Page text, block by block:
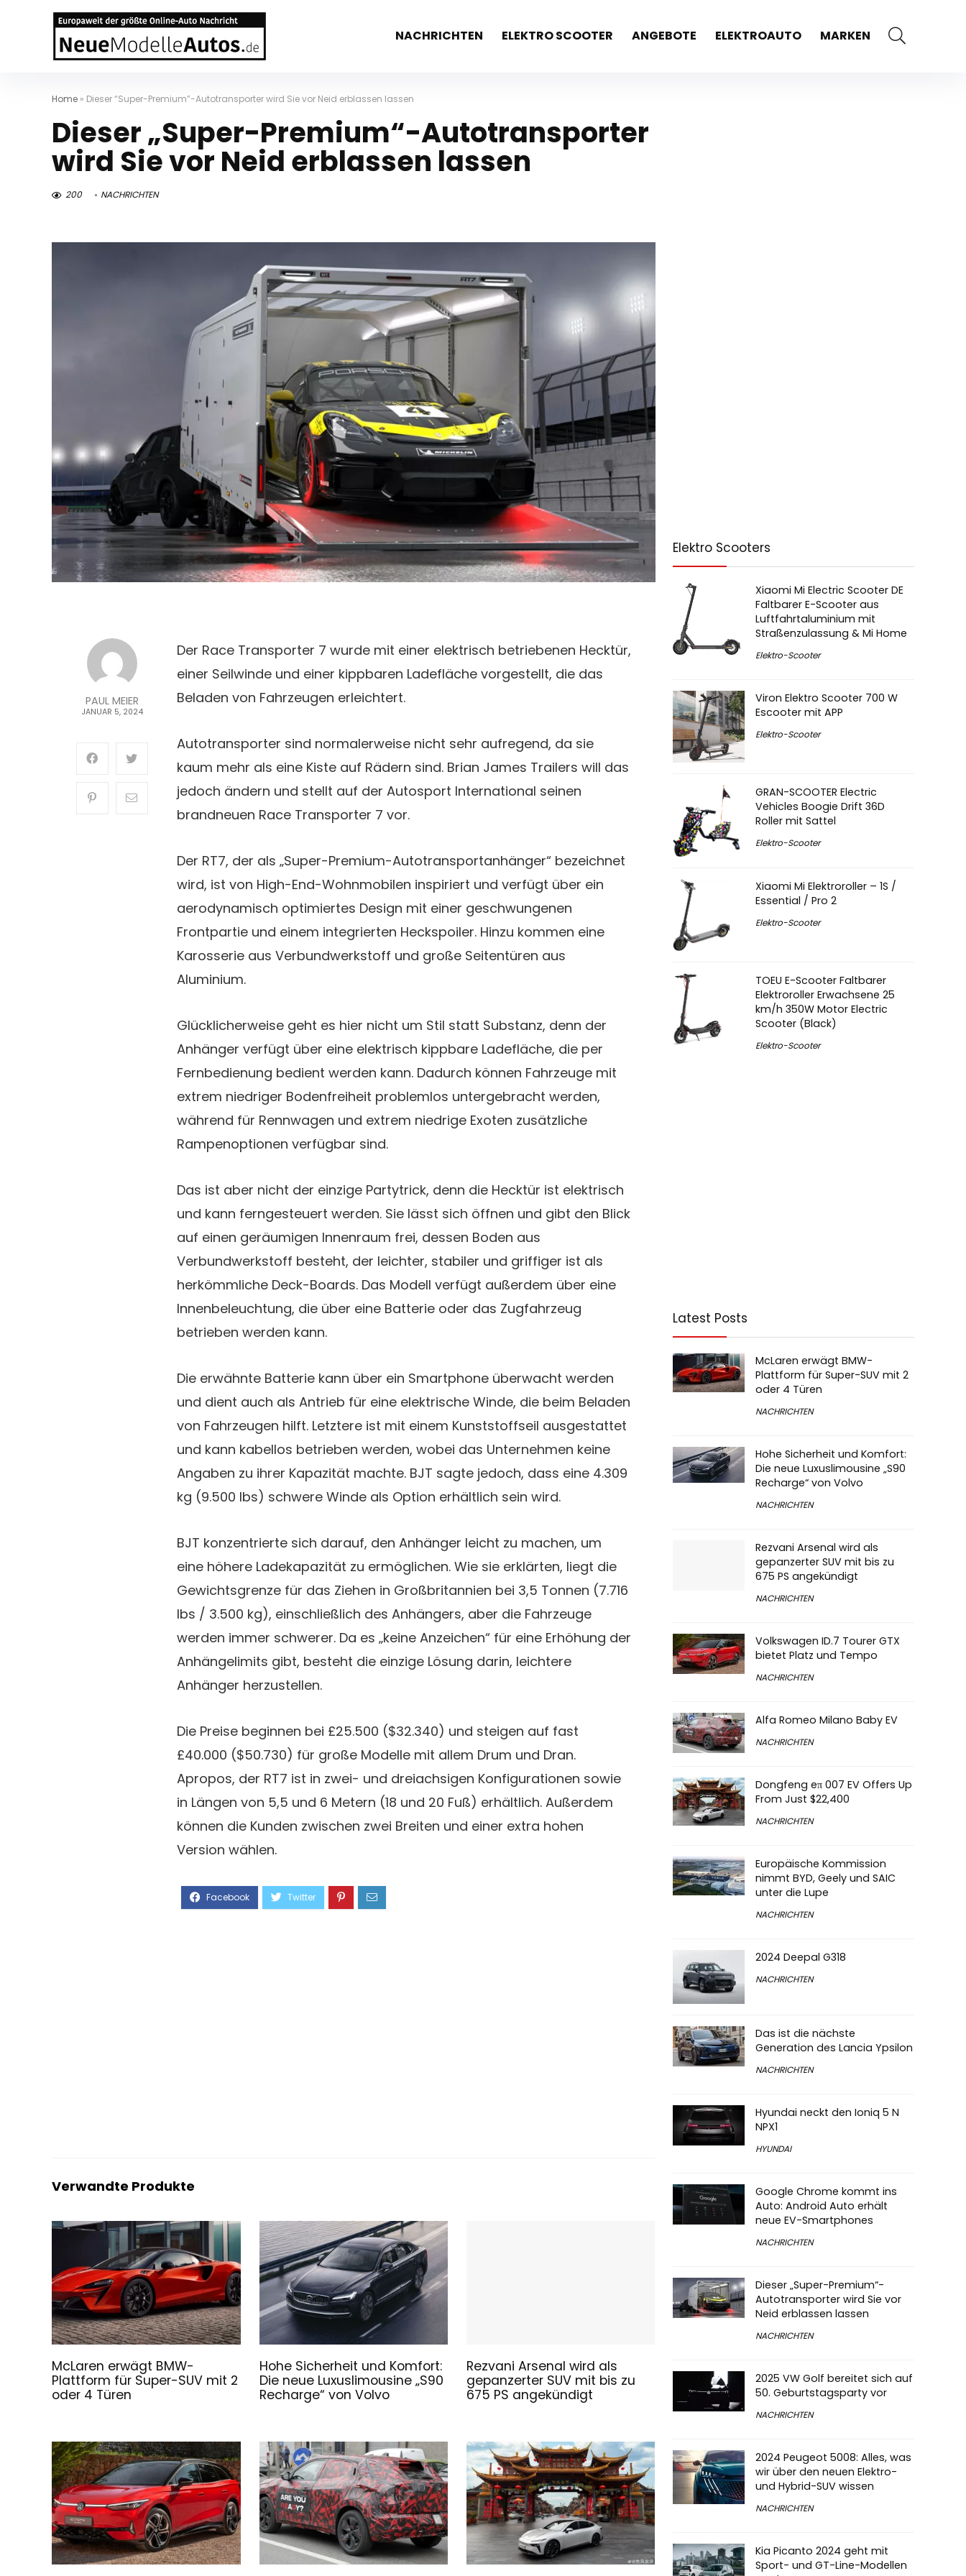
NACHRICHTEN ELEKTRO SCOOTER ANGEBOTE ELEKTROAUTO MARKEN
Home » Dieser “Super-Premium”-Autotransporter wird Sie vor Neid erblassen lassen
Dieser „Super-Premium“-Autotransporter
wird Sie vor Neid erblassen lassen
200 NACHRICHTEN
PAUL MEIER
JANUAR 5, 2024
Der Race Transporter 7 wurde mit einer elektrisch betriebenen Hecktür,
einer Seilwinde und einer kippbaren Ladefläche vorgestellt, die das
Beladen von Fahrzeugen erleichtert.
Autotransporter sind normalerweise nicht sehr aufregend, da sie
kaum mehr als eine Kiste auf Rädern sind. Brian James Trailers will das
jedoch ändern und stellt auf der Autosport International seinen
brandneuen Race Transporter 7 vor.
Der RT7, der als „Super-Premium-Autotransportanhänger“ bezeichnet
wird, ist von High-End-Wohnmobilen inspiriert und verfügt über ein
aerodynamisch optimiertes Design mit einer geschwungenen
Frontpartie und einem integrierten Heckspoiler. Hinzu kommen eine
Karosserie aus Verbundwerkstoff und große Seitentüren aus
Aluminium.
Glücklicherweise geht es hier nicht um Stil statt Substanz, denn der
Anhänger verfügt über eine elektrisch kippbare Ladefläche, die per
Fernbedienung bedient werden kann. Dadurch können Fahrzeuge mit
extrem niedriger Bodenfreiheit problemlos untergebracht werden,
während für Rennwagen und extrem niedrige Exoten zusätzliche
Rampenoptionen verfügbar sind.
Das ist aber nicht der einzige Partytrick, denn die Hecktür ist elektrisch
und kann ferngesteuert werden. Sie lässt sich öffnen und gibt den Blick
auf einen geräumigen Innenraum frei, dessen Boden aus
Verbundwerkstoff besteht, der leichter, stabiler und griffiger ist als
herkömmliche Deck-Boards. Das Modell verfügt außerdem über eine
Innenbeleuchtung, die über eine Batterie oder das Zugfahrzeug
betrieben werden kann.
Die erwähnte Batterie kann über ein Smartphone überwacht werden
und dient auch als Antrieb für eine elektrische Winde, die beim Beladen
von Fahrzeugen hilft. Letztere ist mit einem Kunststoffseil ausgestattet
und kann kabellos betrieben werden, wobei das Unternehmen keine
Angaben zu ihrer Kapazität machte. BJT sagte jedoch, dass eine 4.309
kg (9.500 lbs) schwere Winde als Option erhältlich sein wird.
BJT konzentrierte sich darauf, den Anhänger leicht zu machen, um
eine höhere Ladekapazität zu ermöglichen. Wie sie erklärten, liegt die
Gewichtsgrenze für das Ziehen in Großbritannien bei 3,5 Tonnen (7.716
lbs / 3.500 kg), einschließlich des Anhängers, aber die Fahrzeuge
werden immer schwerer. Da es „keine Anzeichen“ für eine Erhöhung der
Anhängelimits gibt, besteht die einzige Lösung darin, leichtere
Anhänger herzustellen.
Die Preise beginnen bei £25.500 ($32.340) und steigen auf fast
£40.000 ($50.730) für große Modelle mit allem Drum und Dran.
Apropos, der RT7 ist in zwei- und dreiachsigen Konfigurationen sowie
in Längen von 5,5 und 6 Metern (18 und 20 Fuß) erhältlich. Außerdem
können die Kunden zwischen zwei Breiten und einer extra hohen
Version wählen.
Verwandte Produkte
McLaren erwägt BMW-
Plattform für Super-SUV mit 2
oder 4 Türen
Hohe Sicherheit und Komfort:
Die neue Luxuslimousine „S90
Recharge“ von Volvo
Rezvani Arsenal wird als
gepanzerter SUV mit bis zu
675 PS angekündigt
Elektro Scooters
Xiaomi Mi Electric Scooter DE
Faltbarer E-Scooter aus
Luftfahrtaluminium mit
Straßenzulassung & Mi Home
Elektro-Scooter
Viron Elektro Scooter 700 W
Escooter mit APP
Elektro-Scooter
GRAN-SCOOTER Electric
Vehicles Boogie Drift 36D
Roller mit Sattel
Elektro-Scooter
Xiaomi Mi Elektroroller – 1S /
Essential / Pro 2
Elektro-Scooter
TOEU E-Scooter Faltbarer
Elektroroller Erwachsene 25
km/h 350W Motor Electric
Scooter (Black)
Elektro-Scooter
Latest Posts
McLaren erwägt BMW-
Plattform für Super-SUV mit 2
oder 4 Türen
NACHRICHTEN
Hohe Sicherheit und Komfort:
Die neue Luxuslimousine „S90
Recharge“ von Volvo
NACHRICHTEN
Rezvani Arsenal wird als
gepanzerter SUV mit bis zu
675 PS angekündigt
NACHRICHTEN
Volkswagen ID.7 Tourer GTX
bietet Platz und Tempo
NACHRICHTEN
Alfa Romeo Milano Baby EV
NACHRICHTEN
Dongfeng eπ 007 EV Offers Up
From Just $22,400
NACHRICHTEN
Europäische Kommission
nimmt BYD, Geely und SAIC
unter die Lupe
NACHRICHTEN
2024 Deepal G318
NACHRICHTEN
Das ist die nächste
Generation des Lancia Ypsilon
NACHRICHTEN
Hyundai neckt den Ioniq 5 N
NPX1
HYUNDAI
Google Chrome kommt ins
Auto: Android Auto erhält
neue EV-Smartphones
NACHRICHTEN
Dieser „Super-Premium“-
Autotransporter wird Sie vor
Neid erblassen lassen
NACHRICHTEN
2025 VW Golf bereitet sich auf
50. Geburtstagsparty vor
NACHRICHTEN
2024 Peugeot 5008: Alles, was
wir über den neuen Elektro-
und Hybrid-SUV wissen
NACHRICHTEN
Kia Picanto 2024 geht mit
Sport- und GT-Line-Modellen